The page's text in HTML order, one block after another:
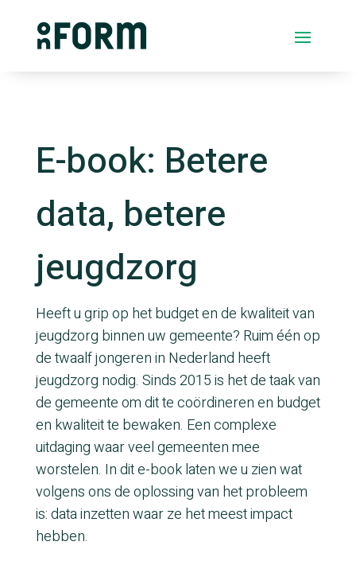
E-book: Betere
data, betere
jeugdzorg
Heeft u grip op het budget en de kwaliteit van
jeugdzorg binnen uw gemeente? Ruim één op
de twaalf jongeren in Nederland heeft
jeugdzorg nodig. Sinds 2015 is het de taak van
de gemeente om dit te coördineren en budget
en kwaliteit te bewaken. Een complexe
uitdaging waar veel gemeenten mee
worstelen. In dit e-book laten we u zien wat
volgens ons de oplossing van het probleem
is: data inzetten waar ze het meest impact
hebben.